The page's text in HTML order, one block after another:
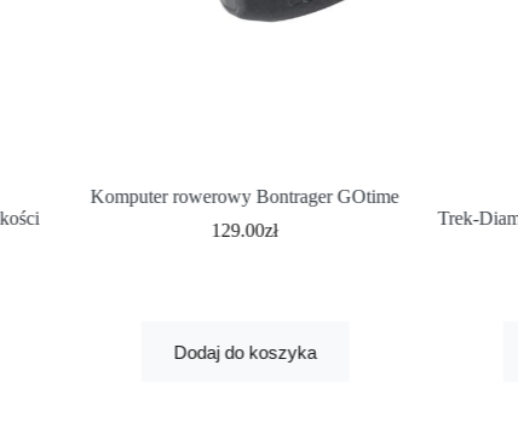
Komputer rowerowy Bontrager GOtime
129.00zł
Dodaj do koszyka
Trek-